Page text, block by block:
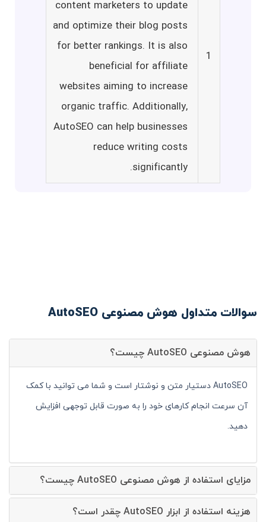
1
content marketers to update
and optimize their blog posts
for better rankings. It is also
beneficial for affiliate
websites aiming to increase
organic traffic. Additionally,
AutoSEO can help businesses
reduce writing costs
significantly.
سوالات متداول هوش مصنوعی AutoSEO
هوش مصنوعی AutoSEO چیست؟
AutoSEO دستیار متن و نوشتار است و شما می توانید با کمک
آن سرعت انجام کارهای خود را به صورت قابل توجهی افزایش
دهید.
مزایای استفاده از هوش مصنوعی AutoSEO چیست؟
هزینه استفاده از ابزار AutoSEO چقدر است؟